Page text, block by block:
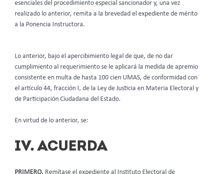
esenciales del procedimiento especial sancionador y, una vez
realizado lo anterior, remita a la brevedad el expediente de mérito
a la Ponencia Instructora.
Lo anterior, bajo el apercibimiento legal de que, de no dar
cumplimiento al requerimiento se le aplicará la medida de apremio
consistente en multa de hasta 100 cien UMAS, de conformidad con
el artículo 44, fracción I, de la Ley de Justicia en Materia Electoral y
de Participación Ciudadana del Estado.
En virtud de lo anterior, se:
IV. ACUERDA
PRIMERO. Remítase el expediente al Instituto Electoral de